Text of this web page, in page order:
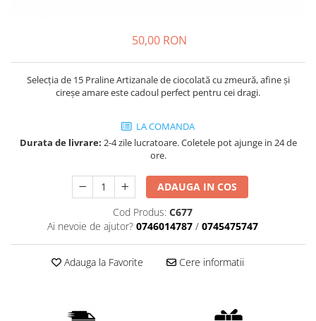
Fursecuri
Creme tartinabile
Prajituri artizanale
Chec
Prajituri
Prajituri Fabrica de Amandine
Prajitura ingerilor
50,00 RON
Selecția de 15 Praline Artizanale de ciocolată cu zmeură, afine și
cireșe amare este cadoul perfect pentru cei dragi.
LA COMANDA
Durata de livrare: 2-4 zile lucratoare. Coletele pot ajunge in 24 de
ore.
ADAUGA IN COS
Cod Produs: C677
Ai nevoie de ajutor? 0746014787 / 0745475747
Adauga la Favorite Cere informatii